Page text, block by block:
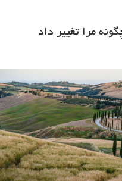
مرا تغییر داد